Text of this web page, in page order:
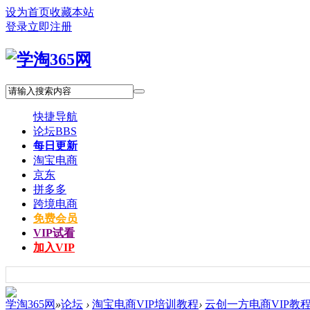
设为首页收藏本站
登录立即注册
快捷导航
论坛BBS
每日更新
淘宝电商
京东
拼多多
跨境电商
免费会员
VIP试看
加入VIP
学淘365网 »论坛 › 淘宝电商VIP培训教程› 云创一方电商VIP教